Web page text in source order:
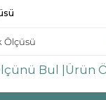
Bul | Ürün